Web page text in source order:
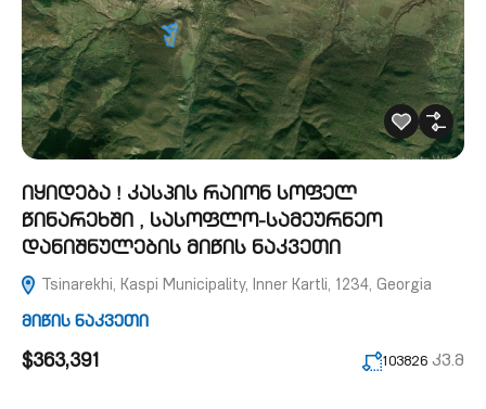
იყიდება ! კასპის რაიონ სოფელ
წინარეხში , სასოფლო-სამეურნეო
დანიშნულების მიწის ნაკვეთი
Tsinarekhi, Kaspi Municipality, Inner Kartli, 1234, Georgia
მიწის ნაკვეთი
$363,391 103826 კვ.მ